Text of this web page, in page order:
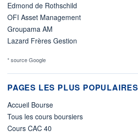
Edmond de Rothschild
OFI Asset Management
Groupama AM
Lazard Frères Gestion
* source Google
PAGES LES PLUS POPULAIRES
Accueil Bourse
Tous les cours boursiers
Cours CAC 40